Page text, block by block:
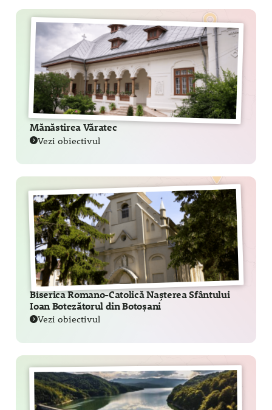
Mănăstirea Văratec
Vezi obiectivul
Biserica Romano-Catolică Nașterea Sfântului
Ioan Botezătorul din Botoșani
Vezi obiectivul